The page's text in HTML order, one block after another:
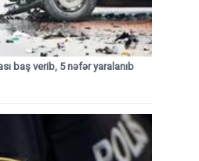
baş verib, 5 nəfər yaralanıb